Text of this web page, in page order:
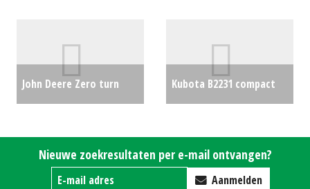
John Deere Zero turn
#690421
€0
Kubota B2231 compact
Nieuwe zoekresultaten per e-mail ontvangen?
Aanmelden